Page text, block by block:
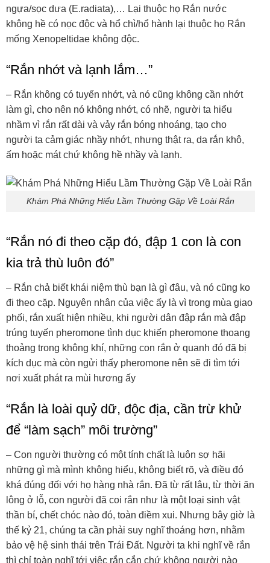
ngựa/sọc dưa (E.radiata),… Lại thuộc họ Rắn nước
không hề có nọc độc và hổ chì/hổ hành lại thuộc họ Rắn
mống Xenopeltidae không độc.
“Rắn nhớt và lạnh lắm…”
– Rắn không có tuyến nhớt, và nó cũng không cần nhớt
làm gì, cho nên nó không nhớt, có nhẽ, người ta hiểu
nhầm vì rắn rất dài và vảy rắn bóng nhoáng, tạo cho
người ta cảm giác nhầy nhớt, nhưng thật ra, da rắn khô,
ấm hoặc mát chứ không hề nhầy và lạnh.
Khám Phá Những Hiểu Lầm Thường Gặp Về Loài Rắn
“Rắn nó đi theo cặp đó, đập 1 con là con
kia trả thù luôn đó”
– Rắn chả biết khái niệm thù bạn là gì đâu, và nó cũng ko
đi theo cặp. Nguyên nhân của việc ấy là vì trong mùa giao
phối, rắn xuất hiện nhiều, khi người dân đập rắn mà đập
trúng tuyến pheromone tình dục khiến pheromone thoang
thoảng trong không khí, những con rắn ở quanh đó đã bị
kích dục mà còn ngửi thấy pheromone nên sẽ đi tìm tới
nơi xuất phát ra mùi hương ấy
“Rắn là loài quỷ dữ, độc địa, cần trừ khử
để “làm sạch” môi trường”
– Con người thường có một tính chất là luôn sợ hãi
những gì mà mình không hiểu, không biết rõ, và điều đó
khá đúng đối với họ hàng nhà rắn. Đã từ rất lâu, từ thời ăn
lông ở lỗ, con người đã coi rắn như là một loại sinh vật
thần bí, chết chóc nào đó, toàn điềm xui. Nhưng bây giờ là
thế kỷ 21, chúng ta cần phải suy nghĩ thoáng hơn, nhằm
bảo vệ hệ sinh thái trên Trái Đất. Người ta khi nghĩ về rắn
thì chỉ toàn nghĩ tới việc rắn cắn chứ không người nào